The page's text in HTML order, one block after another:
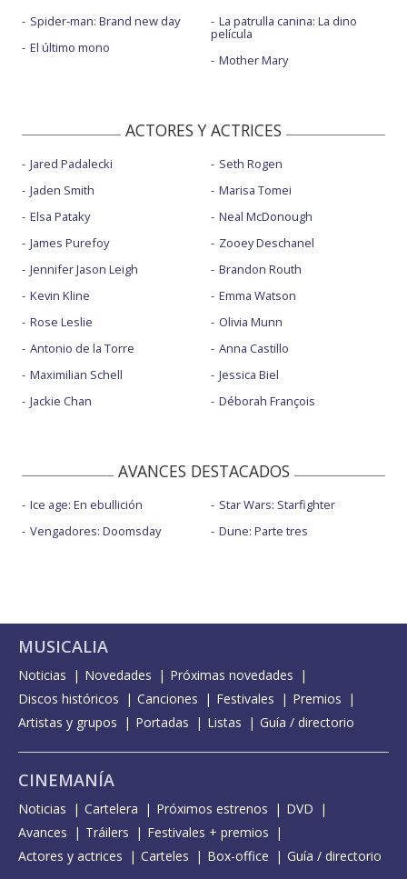
Spider-man: Brand new day
El último mono
La patrulla canina: La dino
película
Mother Mary
ACTORES Y ACTRICES
Jared Padalecki
Jaden Smith
Elsa Pataky
James Purefoy
Jennifer Jason Leigh
Kevin Kline
Rose Leslie
Antonio de la Torre
Maximilian Schell
Jackie Chan
Seth Rogen
Marisa Tomei
Neal McDonough
Zooey Deschanel
Brandon Routh
Emma Watson
Olivia Munn
Anna Castillo
Jessica Biel
Déborah François
AVANCES DESTACADOS
Ice age: En ebullición
Vengadores: Doomsday
Star Wars: Starfighter
Dune: Parte tres
MUSICALIA
Noticias Novedades
Próximas novedades
Discos históricos
Canciones Festivales
Premios
Artistas y grupos
Portadas Listas Guía / directorio
CINEMANÍA
Noticias Cartelera Próximos estrenos
DVD
Avances
Tráilers
Festivales + premios
Actores y actrices
Carteles Box-office Guía / directorio